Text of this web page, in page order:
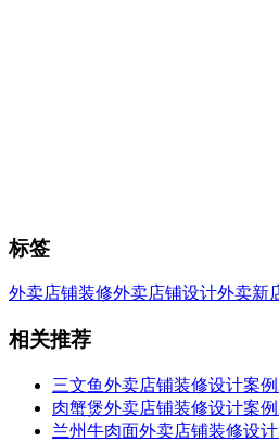
标签
外卖店铺装修外卖店铺设计外卖新
相关推荐
三文鱼外卖店铺装修设计案例
肉蟹煲外卖店铺装修设计案例
兰州牛肉面外卖店铺装修设计